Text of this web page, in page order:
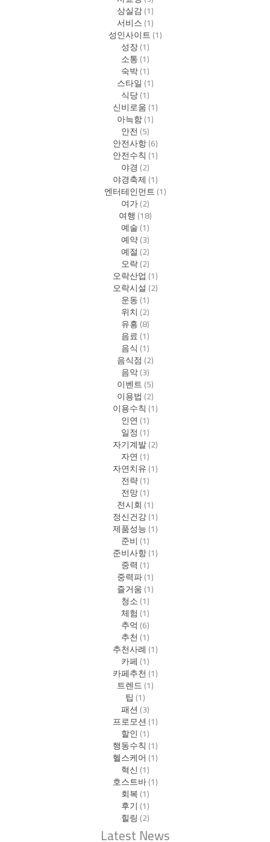
상실감(1)
서비스(1)
성인사이트(1)
성장(1)
소통(1)
숙박(1)
스타일 (1)
식당(1)
신비로움(1)
아늑함(1)
안전(5)
안전사항(6)
안전수칙 (1)
야경 (2)
야경축제 (1)
엔터테인먼트(1)
여가(2)
여행 (18)
예술(1)
예약(3)
예절 (2)
오락(2)
오락산업 (1)
오락시설 (2)
운동(1)
위치 (2)
유흥(8)
음료(1)
음식 (1)
음식점 (2)
음악(3)
이벤트(5)
이용법 (2)
이용수칙 (1)
인연(1)
일정 (1)
자기계발(2)
자연(1)
자연치유(1)
전략(1)
전망(1)
전시회 (1)
정신건강(1)
제품성능(1)
준비 (1)
준비사항(1)
중력 (1)
중력파(1)
즐거움(1)
청소(1)
체험 (1)
추억 (6)
추천(1)
추천사례 (1)
카페 (1)
카페추천(1)
트렌드(1)
팁 (1)
패션(3)
프로모션(1)
할인(1)
행동수칙 (1)
헬스케어 (1)
혁신(1)
호스트바(1)
회복(1)
후기 (1)
힐링 (2)
Latest News